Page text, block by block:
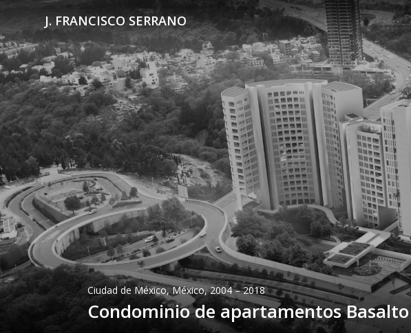
J. FRANCISCO SERRANO
Ciudad de México, México, 2004 – 2018
Condominio de apartamentos Basalto